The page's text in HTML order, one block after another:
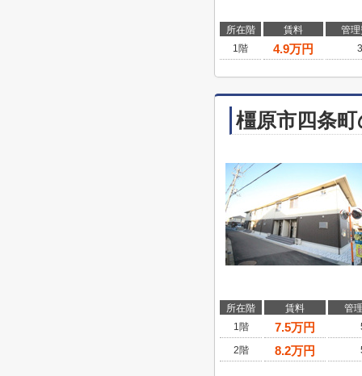
所在階 賃料
管
1階
4.9万円
橿原市四条
所在階 賃料
管
1階
7.5万円
2階 8.2万円